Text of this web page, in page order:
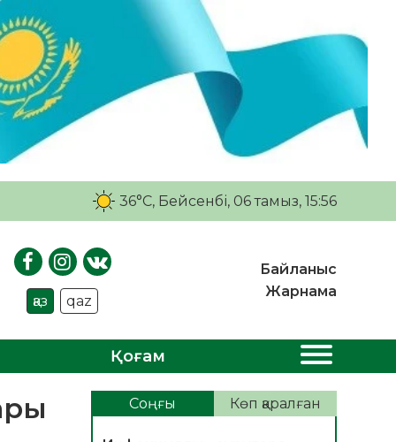
36°C, Бейсенбі, 06 тамыз, 15:56
қаз qaz
Байланыс
Жарнама
Қоғам
Соңғы Көп қаралған